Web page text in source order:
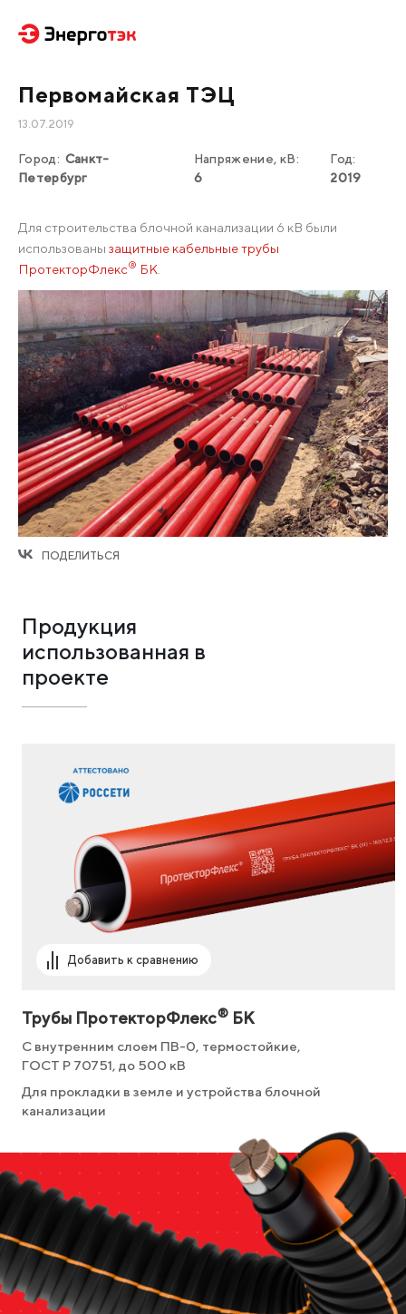
ПОДЕЛИТЬСЯ
Первомайская ТЭЦ
13.07.2019
Город: Санкт-
Петербург
Напряжение, кВ:
6
Год:
2019
Для строительства блочной канализации 6 кВ были
использованы защитные кабельные трубы
ПротекторФлекс® БК
Продукция
использованная в
проекте
Добавить к сравнению
®